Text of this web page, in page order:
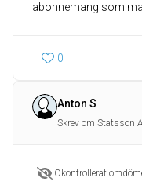
abonnemang som
0
Anton S
Skrev om Statsson
Okontrollerat